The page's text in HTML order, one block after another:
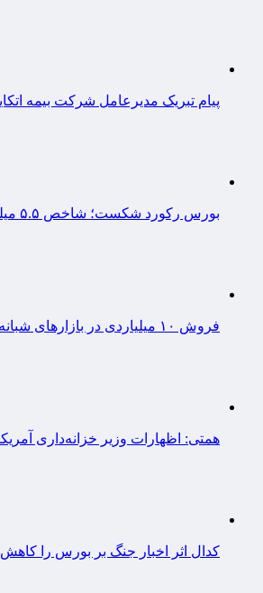
پیام تبریک مدیرعامل شرکت بیمه
بورس رکورد شکست؛ شاخص ۵.۵ میلیونی شد
فروش ۱۰ میلیاردی در بازارهای شبانه‌روزی صنایع
همتی: اظهارات وزیر خزانه‌داری
کدال اثر اخبار جنگ بر بورس را